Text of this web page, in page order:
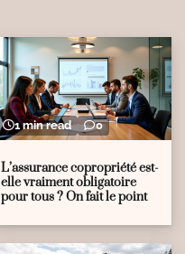
1 min read 0
L’assurance copropriété est-
elle vraiment obligatoire
pour tous ? On fait le point